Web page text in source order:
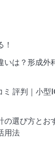
いは？形成外
ミ 評判｜小型
の選び方とお
用法